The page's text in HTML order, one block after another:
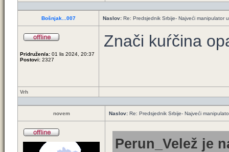
Bošnjak...007 Naslov: Re: Predsjednik Srbije- Najveći manipulator
Pridružen/a: 01 lis 2024, 20:37
Postovi: 2327
Znači kuŕčina
Vrh
novem Naslov: Re: Predsjednik Srbije- Najveći
Perun_Velež je